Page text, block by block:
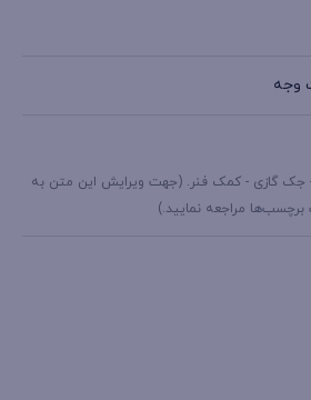
- جک گازی - کمک فنر. (جهت ویرایش این متن به
مراجعه نمایید.)